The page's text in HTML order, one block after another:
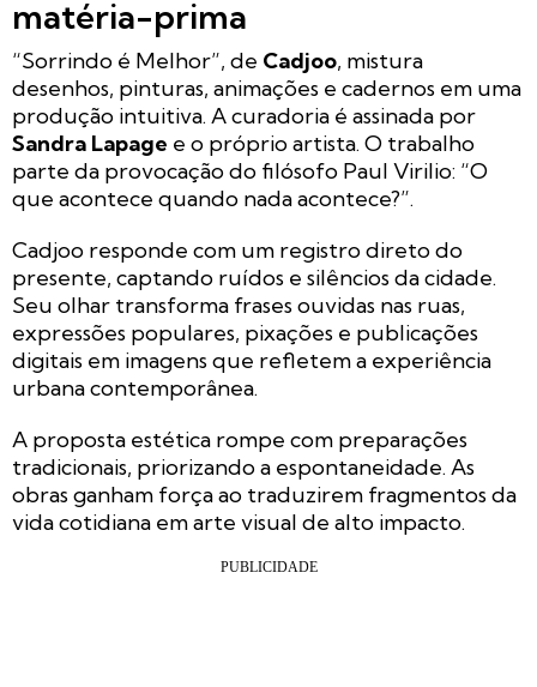
matéria-prima
“Sorrindo é Melhor”, de Cadjoo, mistura
desenhos, pinturas, animações e cadernos em uma
produção intuitiva. A curadoria é assinada por
Sandra Lapage e o próprio artista. O trabalho
parte da provocação do filósofo Paul Virilio: “O
que acontece quando nada acontece?”.
Cadjoo responde com um registro direto do
presente, captando ruídos e silêncios da cidade.
Seu olhar transforma frases ouvidas nas ruas,
expressões populares, pixações e publicações
digitais em imagens que refletem a experiência
urbana contemporânea.
A proposta estética rompe com preparações
tradicionais, priorizando a espontaneidade. As
obras ganham força ao traduzirem fragmentos da
vida cotidiana em arte visual de alto impacto.